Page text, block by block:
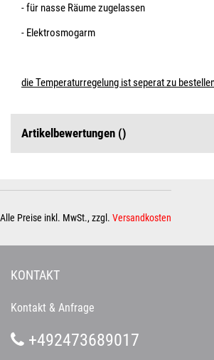
- für nasse Räume zugelassen
- Elektrosmogarm
die Temperaturregelung ist seperat zu
Artikelbewertungen ()
Alle Preise inkl. MwSt., zzgl. Versandkosten
KONTAKT
Kontakt & Anfrage
+492473689017